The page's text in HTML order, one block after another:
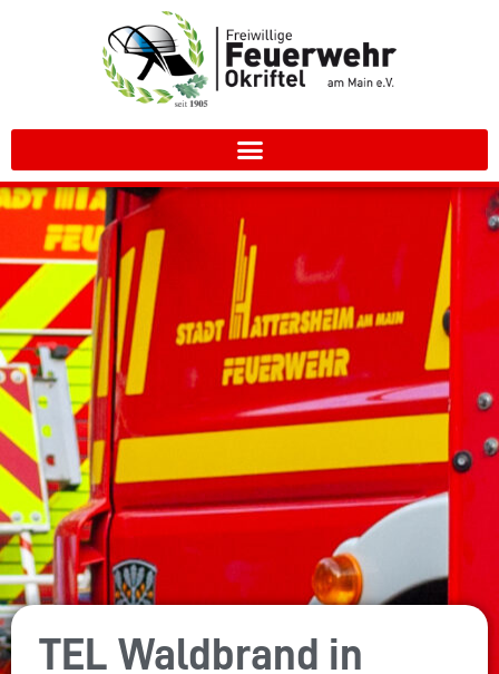
TEL Waldbrand in